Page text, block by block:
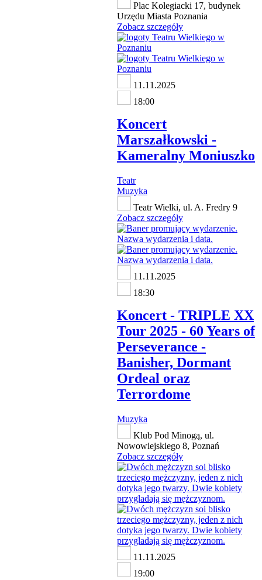
Plac Kolegiacki 17, budynek
Urzędu Miasta Poznania
Zobacz szczegóły
11.11.2025
18:00
Koncert
Marszałkowski -
Kameralny Moniuszko
Teatr
Muzyka
Teatr Wielki, ul. A. Fredry 9
Zobacz szczegóły
11.11.2025
18:30
Koncert - TRIPLE XX
Tour 2025 - 60 Years of
Perseverance -
Banisher, Dormant
Ordeal oraz
Terrordome
Muzyka
Klub Pod Minogą, ul.
Nowowiejskiego 8, Poznań
Zobacz szczegóły
11.11.2025
19:00